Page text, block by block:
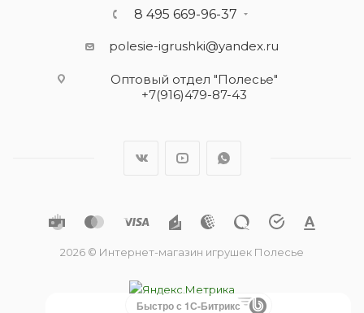
8 495 669-96-37
polesie-igrushki@yandex.ru
Оптовый отдел "Полесье"
+7(916)479-87-43
2026 © Интернет-магазин игрушек Полесье
Быстро с 1С-Битрикс